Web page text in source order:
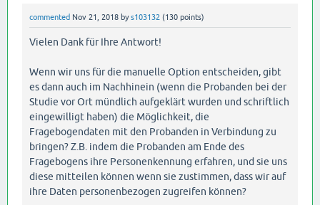
commented Nov 21, 2018 bys103132 (130 points)
Vielen Dank für Ihre Antwort!
Wenn wir uns für die manuelle Option entscheiden, gibt
es dann auch im Nachhinein (wenn die Probanden bei der
Studie vor Ort mündlich aufgeklärt wurden und schriftlich
eingewilligt haben) die Möglichkeit, die
Fragebogendaten mit den Probanden in Verbindung zu
bringen? Z.B. indem die Probanden am Ende des
Fragebogens ihre Personenkennung erfahren, und sie uns
diese mitteilen können wenn sie zustimmen, dass wir auf
ihre Daten personenbezogen zugreifen können?